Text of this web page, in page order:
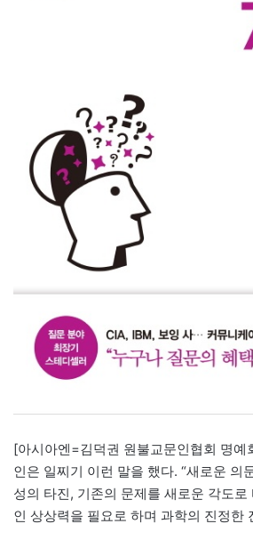
[아시아엔=김덕권 원불교문인협회 명예
인은 일찌기 이런 말을 했다. “새로운 의
성의 타진, 기존의 문제를 새로운 각도로
인 상상력을 필요로 하며 과학의 진정한